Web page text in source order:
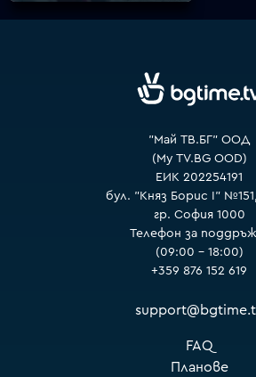
"Май ТВ.БГ" ООД
(My TV.BG OOD)
ЕИК 202254191
бул. "Княз Борис I"
гр. София 1000
Телефон за
(09:00 – 18:00)
+359 876 152 619
FAQ
Планове